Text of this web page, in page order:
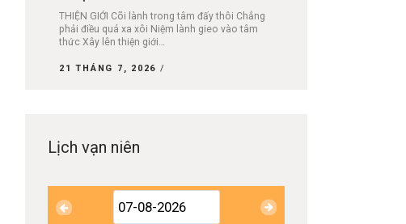
THIỆN GIỚI Cõi lành trong tâm đấy thôi Chẳng
phải điều quá xa xôi Niệm lành gieo vào tâm
thức Xây lên thiện giới…
21 THÁNG 7, 2026
Lịch vạn niên